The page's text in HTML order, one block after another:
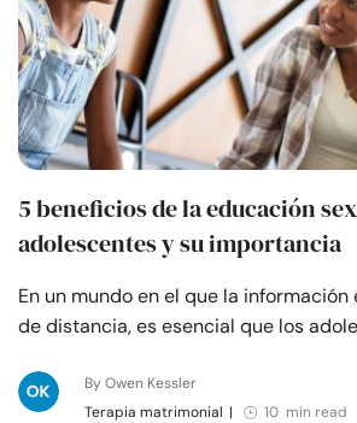
5 beneficios de la educación
adolescentes y su importancia
En un mundo en el que la
de distancia, es esencial que los
By Owen Kessler
Terapia matrimonial | 10 min read